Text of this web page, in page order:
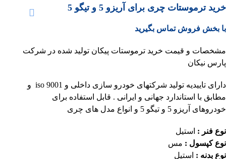
خرید ترموستات چری برای آریزو 5 و تیگو 5
با بخش فروش تماس بگیرید
مشخصات و قیمت خرید ترموستات پیکان تولید شده در شرکت
پارس نیکان
دارای تاییدیه تولید شرکتهای خودرو سازی داخلی و iso 9001 و
مطابق با استاندارد جهانی و ایرانی . قابل استفاده برای
خودروهای آریزو 5 و تیگو 5 و انواع مدل های چری
نوع فنر : استیل
نوع کپسول : مس
نوع بدنه : استیل